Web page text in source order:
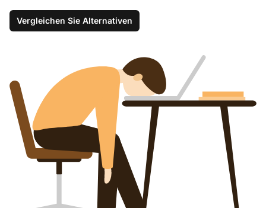
Vergleichen Sie Alternativen